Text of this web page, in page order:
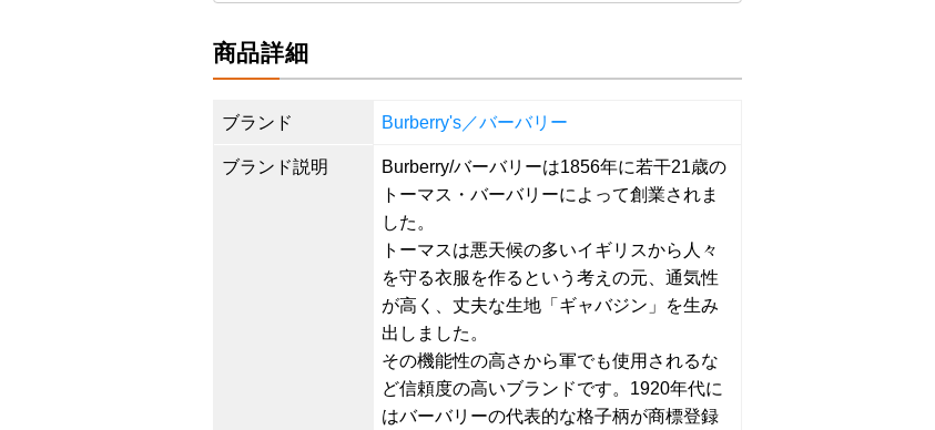
商品詳細
ブランド Burberry's／バーバリー
ブランド説明
Burberry/バーバリーは1856年に若干21歳の
トーマス・バーバリーによって創業されま
した。
トーマスは悪天候の多いイギリスから人々
を守る衣服を作るという考えの元、通気性
が高く、丈夫な生地「ギャバジン」を生み
出しました。
その機能性の高さから軍でも使用されるな
ど信頼度の高いブランドです。1920年代に
はバーバリーの代表的な格子柄が商標登録